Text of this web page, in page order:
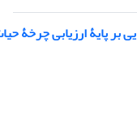
پایۀ ارزیابی چرخۀ